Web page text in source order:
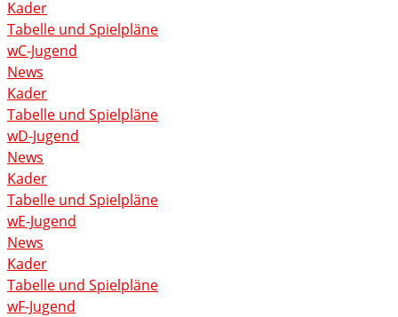
Kader
Tabelle und Spielpläne
wC-Jugend
News
Kader
Tabelle und Spielpläne
wD-Jugend
News
Kader
Tabelle und Spielpläne
wE-Jugend
News
Kader
Tabelle und Spielpläne
wF-Jugend